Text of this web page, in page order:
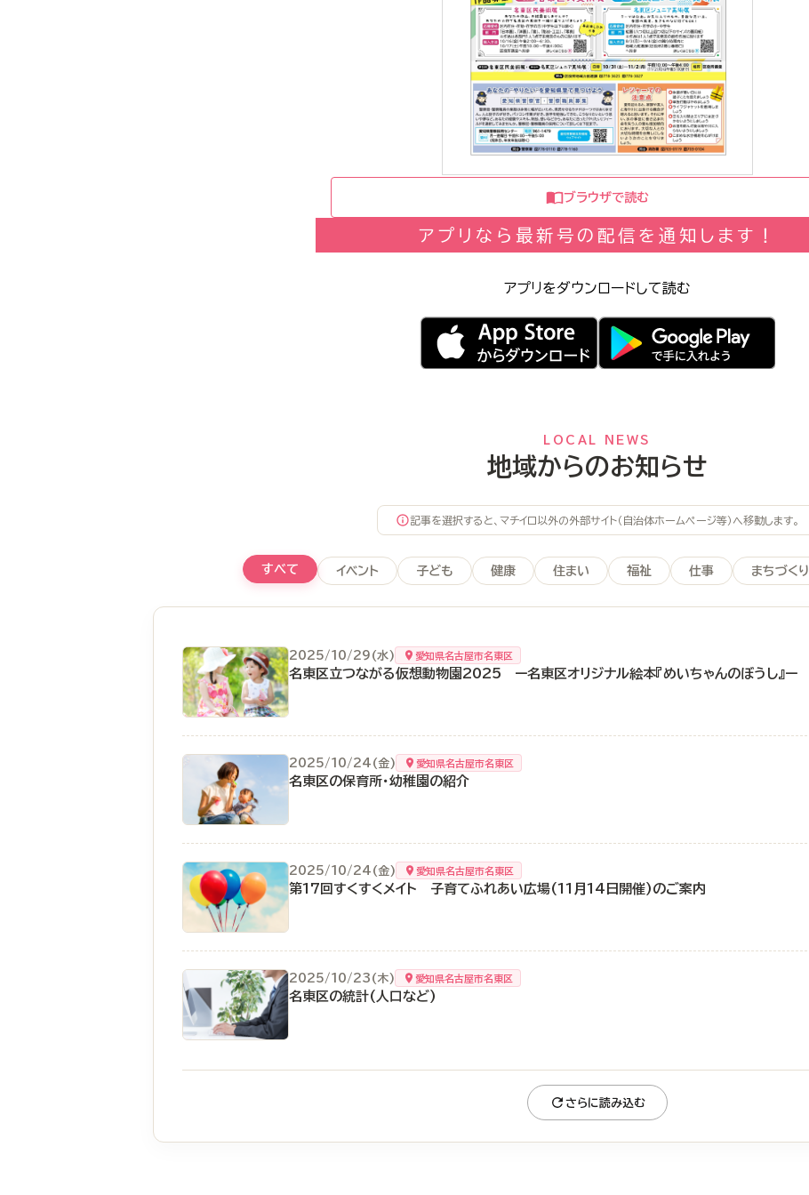
ブラウザで読む
アプリなら最新号の配信を通知します！
アプリをダウンロードして読む
LOCAL NEWS
地域からのお知らせ
記事を選択すると、マチイロ以外の外部サイト（自治体ホームページ等）へ移動します。
すべて イベント 子ども 健康 住まい 福祉 仕事 まちづくり
2025/10/29(水) 愛知県名古屋市名東区
名東区立つながる仮想動物園2025 ー名東区オリジナル絵本『めいちゃんのぼうし』ー
2025/10/24(金) 愛知県名古屋市名東区
名東区の保育所・幼稚園の紹介
2025/10/24(金) 愛知県名古屋市名東区
第17回すくすくメイト 子育てふれあい広場(11月14日開催)のご案内
2025/10/23(木) 愛知県名古屋市名東区
名東区の統計(人口など)
さらに読み込む